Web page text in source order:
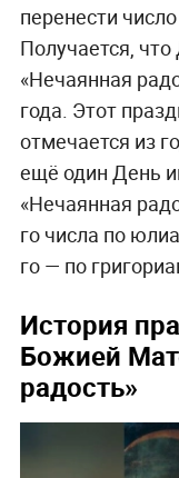
перенести
Получается,
«Нечаянная
года. Этот
отмечается из
ещё один День
«Нечаянная
го числа по
го — по
История
Божией
радость»